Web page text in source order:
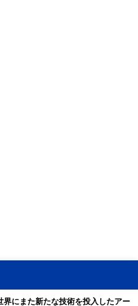
界にまた新たな技術を投入したアー